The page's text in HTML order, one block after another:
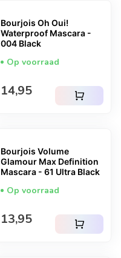
Bourjois Oh Oui!
Waterproof Mascara -
004 Black
Op voorraad
Normale prijs
14,95 shopping_cart
Bourjois Volume
Glamour Max Definition
Mascara - 61 Ultra Black
Op voorraad
Normale prijs
13,95 shopping_cart